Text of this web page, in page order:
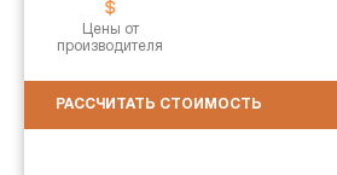
Цены от
производителя
РАССЧИТАТЬ СТОИМОСТЬ